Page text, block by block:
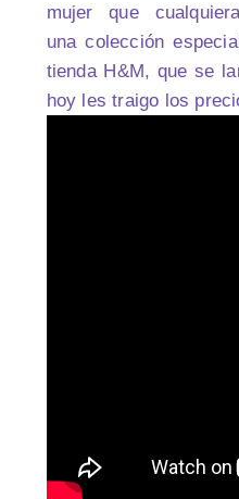
mujer que
una colección
tienda H&M, que se
hoy les traigo los